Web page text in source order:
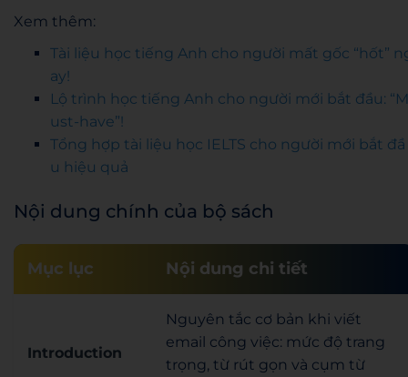
Xem thêm:
Tài liệu học tiếng Anh cho người mất gốc “hốt”
ay!
Lộ trình học tiếng Anh cho người mới bắt đầu: “M
ust-have”!
Tổng hợp tài liệu học IELTS cho người mới bắt đầ
u hiệu quả
Nội dung chính của bộ sách
Mục lục Nội dung chi tiết
Introduction
Nguyên tắc cơ bản khi viết
email công việc: mức độ trang
trọng, từ rút gọn và cụm từ